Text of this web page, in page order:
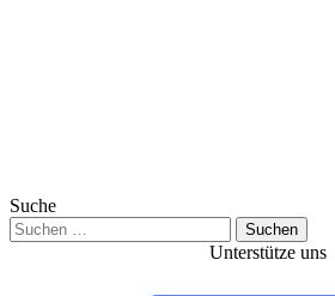
Suche
Suchen
nach:
Unterstütze uns